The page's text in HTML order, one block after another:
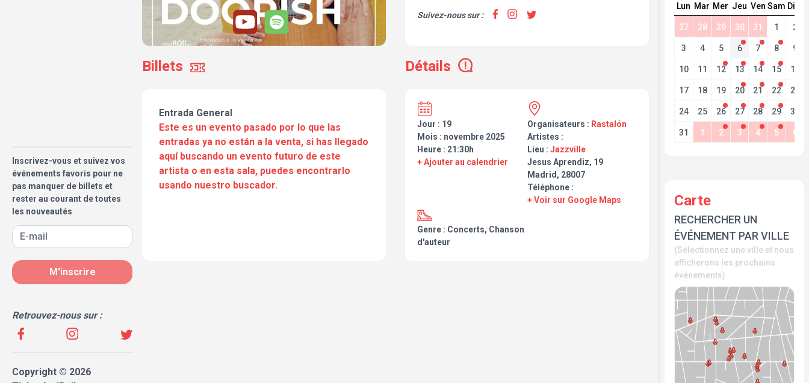
Inscrivez-vous et suivez vos
événements favoris pour ne
pas manquer de billets et
rester au courant de toutes
les nouveautés
M'inscrire
Retrouvez-nous sur :
Copyright © 2026
Suivez-nous sur :
Billets Détails
Entrada General
Este es un evento pasado por lo que las
entradas ya no están a la venta, si has llegado
aquí buscando un evento futuro de este
artista o en esta sala, puedes encontrarlo
usando nuestro buscador.
Jour : 19
Mois : novembre 2025
Heure : 21:30h
+ Ajouter au calendrier
Organisateurs : Rastalón
Artistes :
Lieu : Jazzville
Jesus Aprendiz, 19
Madrid, 28007
Téléphone :
+ Voir sur Google Maps
Genre : Concerts, Chanson
d'auteur
Lun Mar Mer Jeu Ven Sam Dim
27 28 29 30 31 1 2
3 4 5 6 7 8 9
10 11 12 13 14 15 16
17 18 19 20 21 22 23
24 25 26 27 28 29 30
31 1 2 3 4 5 6
Carte
RECHERCHER UN
ÉVÉNEMENT PAR VILLE
(Sélectionnez une ville et nous
afficherons les prochains
événements)